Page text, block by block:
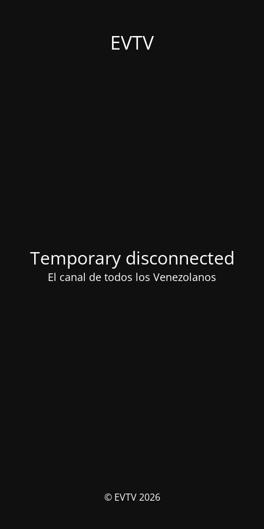
EVTV
Temporary disconnected
El canal de todos los Venezolanos
© EVTV 2026